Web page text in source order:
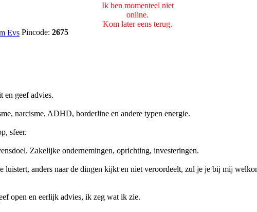
Ik ben momenteel niet
online.
Kom later eens terug.
Pincode: 2675
en geef advies.
narcisme, ADHD, borderline en andere typen energie.
sfeer.
Zakelijke ondernemingen, oprichting, investeringen.
luistert, anders naar de dingen kijkt en niet veroordeelt, zul je je bij mij
open en eerlijk advies, ik zeg wat ik zie.